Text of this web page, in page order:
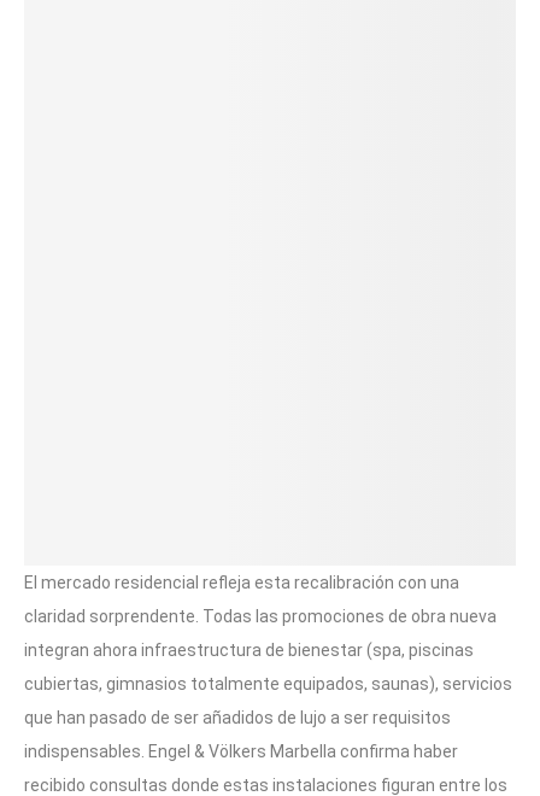
El mercado residencial refleja esta recalibración con una
claridad sorprendente. Todas las promociones de obra nueva
integran ahora infraestructura de bienestar (spa, piscinas
cubiertas, gimnasios totalmente equipados, saunas), servicios
que han pasado de ser añadidos de lujo a ser requisitos
indispensables. Engel & Völkers Marbella confirma haber
recibido consultas donde estas instalaciones figuran entre los